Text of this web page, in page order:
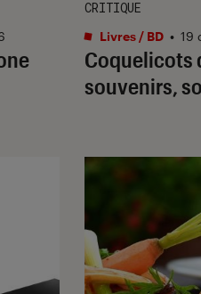
Coquelicots
souvenirs,
CRITIQUE
Livres / BD • 19